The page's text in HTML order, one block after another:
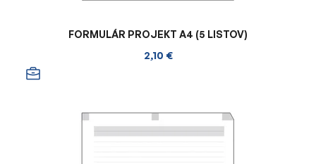
FORMULÁR PROJEKT A4 (5 LISTOV)
2,10 €